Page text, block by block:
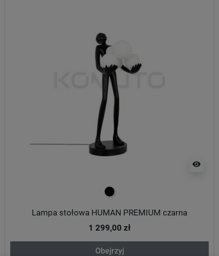
visibility
czarny
Lampa stołowa HUMAN PREMIUM czarna
1 299,00 zł
Obejrzyj